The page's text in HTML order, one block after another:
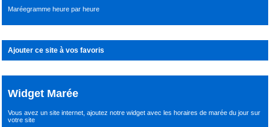
Maréegramme heure par heure
Ajouter ce site à vos favoris
Widget Marée
Vous avez un site internet,ajoutez notre widget avec les horaires de marée du joursur
votre site